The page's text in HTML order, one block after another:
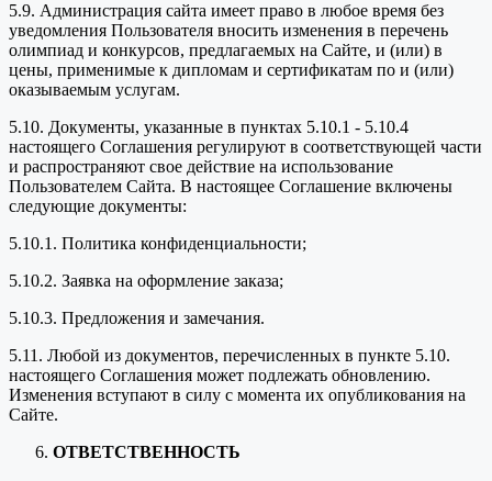
5.9. Администрация сайта имеет право в любое время без
уведомления Пользователя вносить изменения в перечень
олимпиад и конкурсов, предлагаемых на Сайте, и (или) в
цены, применимые к дипломам и сертификатам по и (или)
оказываемым услугам.
5.10. Документы, указанные в пунктах 5.10.1 - 5.10.4
настоящего Соглашения регулируют в соответствующей части
и распространяют свое действие на использование
Пользователем Сайта. В настоящее Соглашение включены
следующие документы:
5.10.1. Политика конфиденциальности;
5.10.2. Заявка на оформление заказа;
5.10.3. Предложения и замечания.
5.11. Любой из документов, перечисленных в пункте 5.10.
настоящего Соглашения может подлежать обновлению.
Изменения вступают в силу с момента их опубликования на
Сайте.
ОТВЕТСТВЕННОСТЬ